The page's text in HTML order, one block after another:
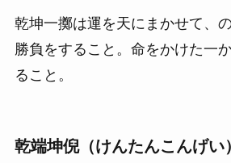
乾坤一擲は運を天にまかせて、
勝負をすること。命をかけた一
ること。
乾端坤倪（けんたんこんげい）